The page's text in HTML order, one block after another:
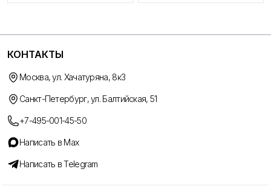
КОНТАКТЫ
Москва, ул. Хачатуряна, 8к3
Санкт-Петербург, ул. Балтийская, 51
+7-495-001-45-50
Написать в Max
Написать в Telegram